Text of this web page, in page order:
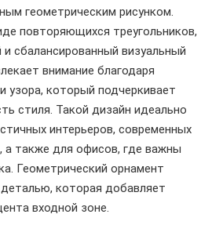
геометрическим рисунком.
повторяющихся треугольников,
сбалансированный визуальный
внимание благодаря
узора, который подчеркивает
стиля. Такой дизайн идеально
интерьеров, современных
а также для офисов, где важны
Геометрический орнамент
которая добавляет
входной зоне.